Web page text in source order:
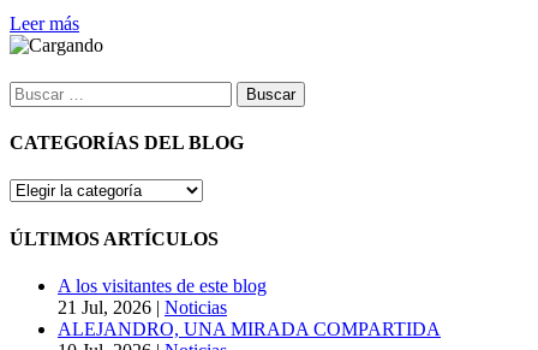
Leer más
Buscar:
CATEGORÍAS DEL BLOG
CATEGORÍAS
BLOG
ÚLTIMOS ARTÍCULOS
A los visitantes de este blog
21 Jul, 2026 | Noticias
ALEJANDRO, UNA MIRADA COMPARTIDA